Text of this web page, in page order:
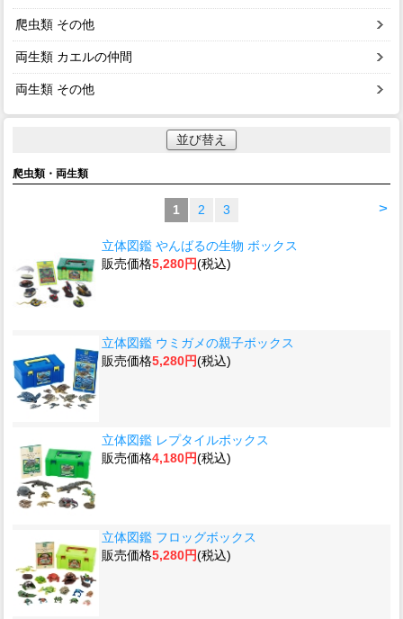
爬虫類 その他
両生類 カエルの仲間
両生類 その他
並び替え
爬虫類・両生類
>
1 2 3
立体図鑑 やんばるの生物 ボックス
販売価格5,280円(税込)
立体図鑑 ウミガメの親子ボックス
販売価格5,280円(税込)
立体図鑑 レプタイルボックス
販売価格4,180円(税込)
立体図鑑 フロッグボックス
販売価格5,280円(税込)